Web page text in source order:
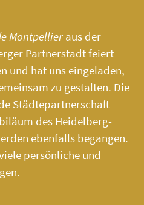
Montpellier aus der
Partnerstadt feiert
und hat uns eingeladen,
zu gestalten. Die
Städtepartnerschaft
des Heidelberg-
ebenfalls begangen.
persönliche und